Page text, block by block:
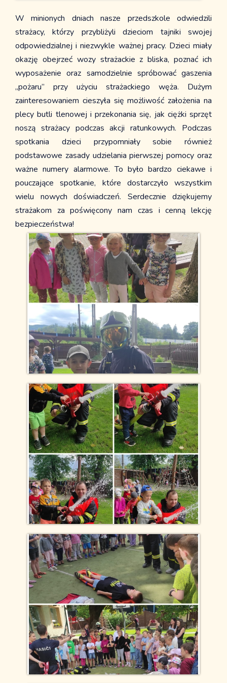
Info dla rodziców
Jadalnia
Kalendarz
Przedszkole
Kontakt
Historia przedszkola
Dokumenty
Informacje dla rodziców
Z życia przedszkola
Strefa rodzica
Nasi sponsorzy
W minionych dniach nasze przedszkole odwiedzili
strażacy, którzy przybliżyli dzieciom tajniki swojej
odpowiedzialnej i niezwykle ważnej pracy. Dzieci miały
okazję obejrzeć wozy strażackie z bliska, poznać ich
wyposażenie oraz samodzielnie spróbować gaszenia
„pożaru” przy użyciu strażackiego węża. Dużym
zainteresowaniem cieszyła się możliwość założenia na
plecy butli tlenowej i przekonania się, jak ciężki sprzęt
noszą strażacy podczas akcji ratunkowych. Podczas
spotkania dzieci przypomniały sobie również
podstawowe zasady udzielania pierwszej pomocy oraz
ważne numery alarmowe. To było bardzo ciekawe i
pouczające spotkanie, które dostarczyło wszystkim
wielu nowych doświadczeń. Serdecznie dziękujemy
strażakom za poświęcony nam czas i cenną lekcję
bezpieczeństwa!